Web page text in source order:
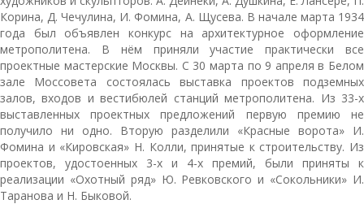
Корина, Д. Чечулина, И. Фомина, А. Щусева. В начале марта 1934
года был объявлен конкурс на архитектурное оформление
метрополитена. В нём приняли участие практически все
проектные мастерские Москвы. С 30 марта по 9 апреля в Белом
зале Моссовета состоялась выставка проектов подземных
залов, входов и вестибюлей станций метрополитена. Из 33-х
выставленных проектных предложений первую премию не
получило ни одно. Вторую разделили «Красные ворота» И.
Фомина и «Кировская» Н. Колли, принятые к строительству. Из
проектов, удостоенных 3-х и 4-х премий, были приняты к
реализации «Охотный ряд» Ю. Ревковского и «Сокольники» И.
Таранова и Н. Быковой.